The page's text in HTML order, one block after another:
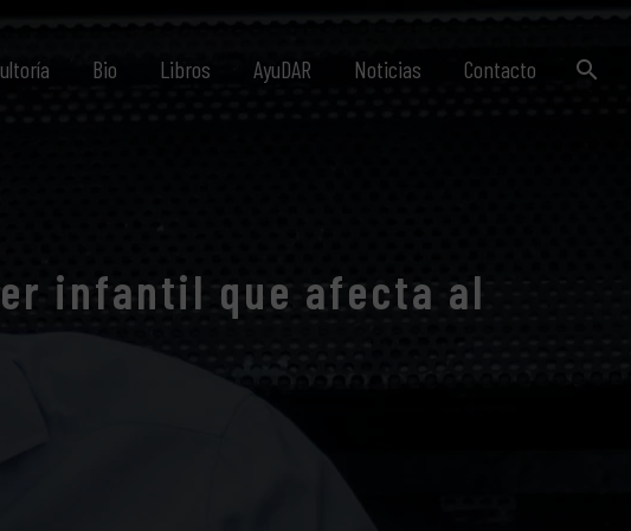
Bio Libros AyuDAR Noticias Contacto
infantil que afecta al